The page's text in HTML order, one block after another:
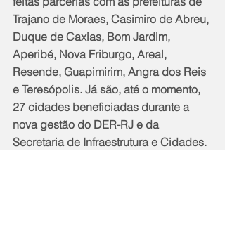
Trajano de Moraes, Casimiro de Abreu,
Duque de Caxias, Bom Jardim,
Aperibé, Nova Friburgo, Areal,
Resende, Guapimirim, Angra dos Reis
e Teresópolis. Já são, até o momento,
27 cidades beneficiadas durante a
nova gestão do DER-RJ e da
Secretaria de Infraestrutura e Cidades.